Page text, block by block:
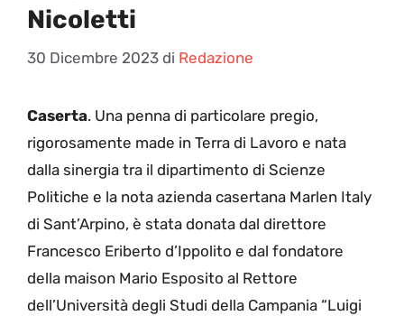
Nicoletti
30 Dicembre 2023 di Redazione
Caserta. Una penna di particolare pregio,
rigorosamente made in Terra di Lavoro e nata
dalla sinergia tra il dipartimento di Scienze
Politiche e la nota azienda casertana Marlen Italy
di Sant’Arpino, è stata donata dal direttore
Francesco Eriberto d’Ippolito e dal fondatore
della maison Mario Esposito al Rettore
dell’Università degli Studi della Campania “Luigi